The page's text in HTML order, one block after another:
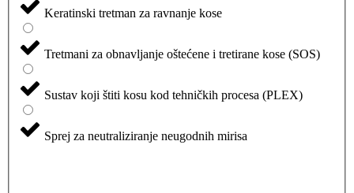
Keratinski tretman za ravnanje kose
Tretmani za obnavljanje oštećene i tretirane kose (SOS)
Sustav koji štiti kosu kod tehničkih procesa (PLEX)
Sprej za neutraliziranje neugodnih mirisa